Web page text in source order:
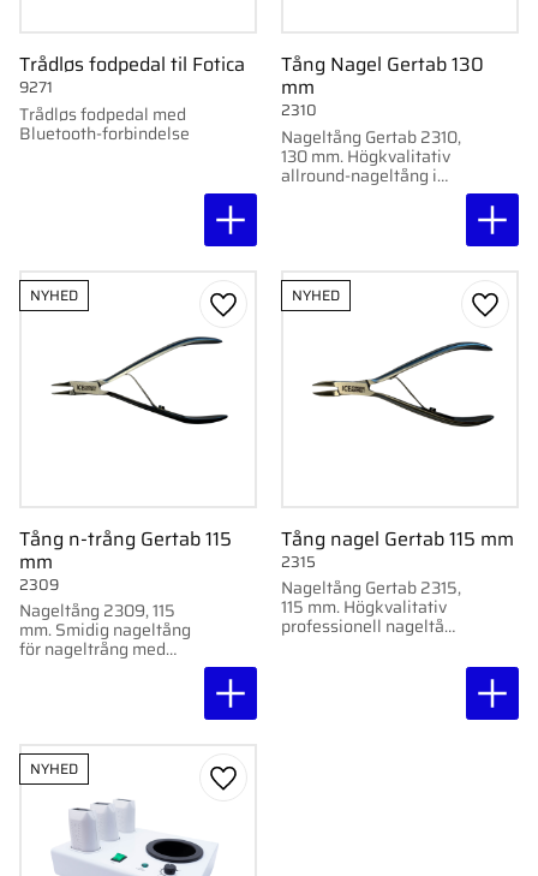
Trådløs fodpedal til Fotica
Trådløs fodpedal med
Bluetooth-forbindelse
9271
Tång Nagel Gertab 130
mm
Nageltång Gertab 2310,
130 mm. Högkvalitativ
allround-nageltång i
2310
Tång n-trång Gertab 115
mm
Nageltång 2309, 115
mm. Smidig nageltång
för nageltrång med
2309
NYHED
Gem som favorit
Tång nagel Gertab 115 mm
Nageltång Gertab 2315,
115 mm. Högkvalitativ
professionell nageltång
2315
NYHED
Gem
NYHED
Gem som favorit